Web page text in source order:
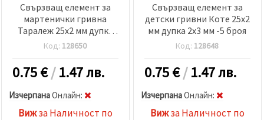
Свързващ елемент за
мартенички гривна
Таралеж 25x2 мм дупка
2x3 мм -5 броя
Код: 128650
0.75€/1.47 лв.
ИзчерпанаOнлайн:
Вижза Наличност по
Свързващ елемент за
детски гривни Коте 25x2
мм дупка 2x3 мм -5 броя
Код: 128648
0.75€/1.47 лв.
ИзчерпанаOнлайн:
Вижза Наличност по